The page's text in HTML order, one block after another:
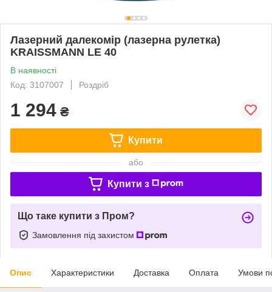
Лазерний далекомір (лазерна рулетка)
KRAISSMANN LE 40
В наявності
Код: 3107007
Роздріб
1 294 ₴
Купити
або
Купити з
Що таке купити з Пром?
Замовлення під захистом
Опис Характеристики Доставка Оплата Умови